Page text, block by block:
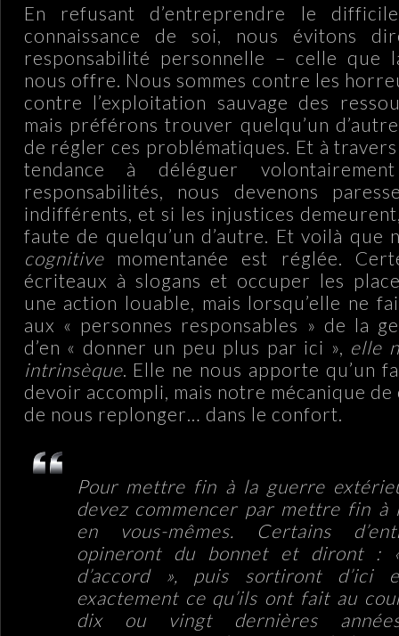
En refusant d’entreprendre le
connaissance de soi, nous évitons
responsabilité personnelle – celle que
nous offre. Nous sommes contre les
contre l’exploitation sauvage des
mais préférons trouver quelqu’un
de régler ces problématiques. Et à
tendance à déléguer
responsabilités, nous devenons
indifférents, et si les injustices
faute de quelqu’un d’autre. Et voilà que
cognitive momentanée est réglée.
écriteaux à slogans et occuper les
une action louable, mais lorsqu’elle ne
aux « personnes responsables » de la
d’en « donner un peu plus par ici », elle
intrinsèque. Elle ne nous apporte qu’un
devoir accompli, mais notre mécanique
de nous replonger… dans le confort.
Pour mettre fin à la guerre
devez commencer par mettre fin à
en vous-mêmes. Certains
opineront du bonnet et diront :
d’accord », puis sortiront d’ici
exactement ce qu’ils ont fait au
dix ou vingt dernières